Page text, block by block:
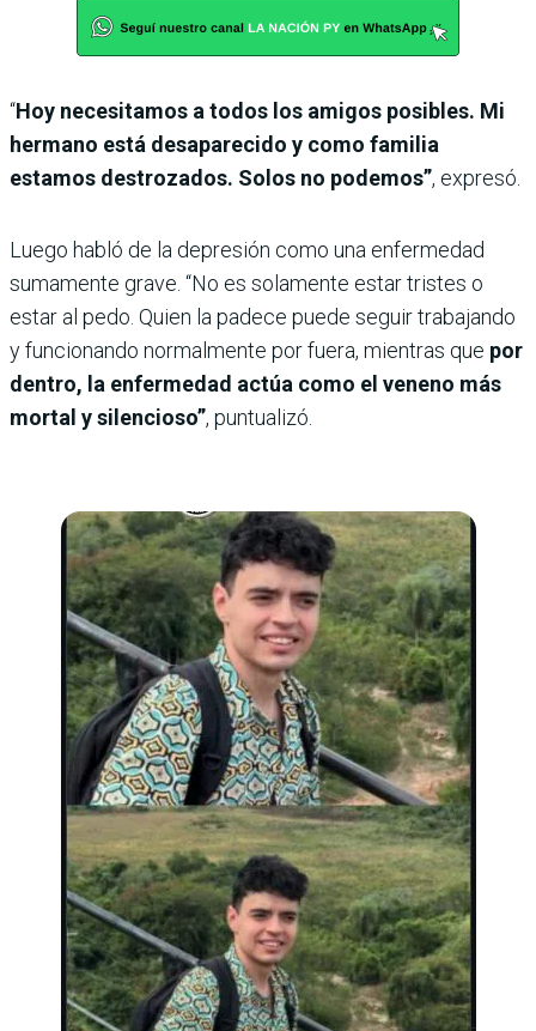
“Hoy necesitamos a todos los amigos posibles. Mi
hermano está desaparecido y como familia
estamos destrozados. Solos no podemos”, expresó.
Luego habló de la depresión como una enfermedad
sumamente grave. “No es solamente estar tristes o
estar al pedo. Quien la padece puede seguir trabajando
y funcionando normalmente por fuera, mientras que por
dentro, la enfermedad actúa como el veneno más
mortal y silencioso”, puntualizó.